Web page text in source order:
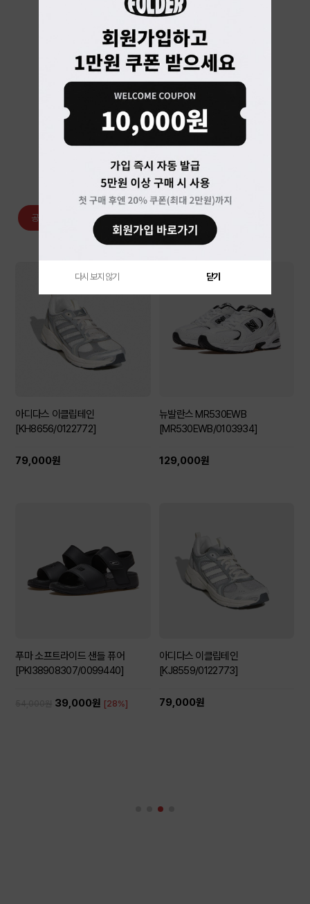
베스트 랭킹
공용/남성 여성 아동 의류
아디다스 이클립테인
[KH8656/0122772]
79,000원
뉴발란스 MR530EWB
[MR530EWB/0103934]
129,000원
푸마 소프트라이드 샌들 퓨어
[PKI38908307/0099440]
39,000원 [28%]
아디다스 이클립테인
[KJ8559/0122773]
79,000원
다시 보지 않기 닫기